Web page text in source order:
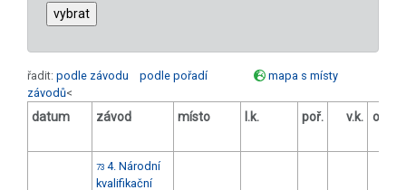
řadit: podle závodu podle pořadí
mapa s místy
závodů<
datum závod místo l.k. poř. v.k.
73 4. Národní
kvalifikační